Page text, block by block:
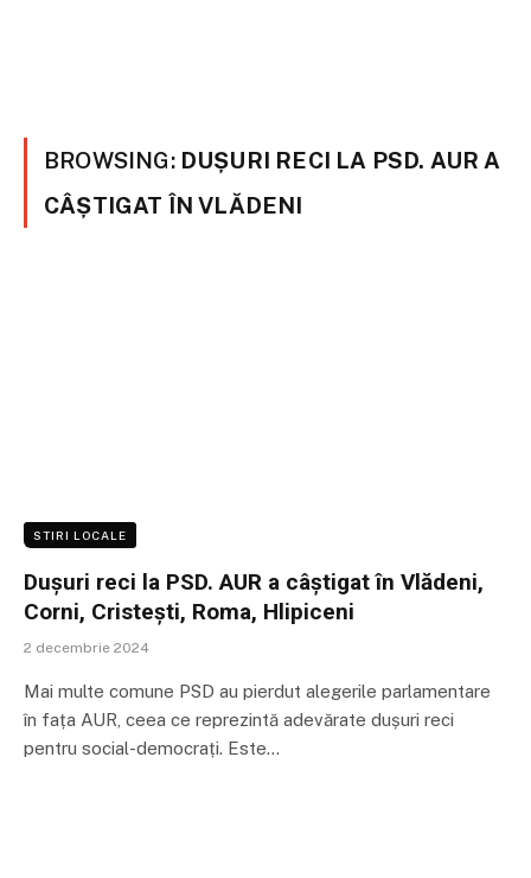
BROWSING: DUȘURI RECI LA PSD. AUR A
CÂȘTIGAT ÎN VLĂDENI
STIRI LOCALE
Dușuri reci la PSD. AUR a câștigat în Vlădeni,
Corni, Cristești, Roma, Hlipiceni
2 decembrie 2024
Mai multe comune PSD au pierdut alegerile parlamentare
în fața AUR, ceea ce reprezintă adevărate dușuri reci
pentru social-democrați. Este…